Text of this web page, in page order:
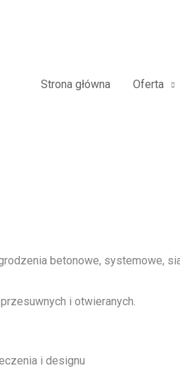
Strona główna Oferta
Furtki Płoty
betonowe, systemowe,
i otwieranych.
i designu